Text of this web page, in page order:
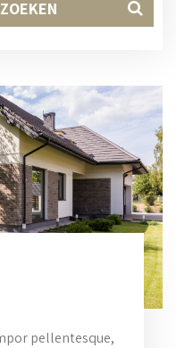
ZOEKEN
pellentesque,